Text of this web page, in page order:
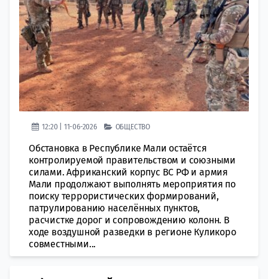
12:20 | 11-06-2026 ОБЩЕСТВО
Обстановка в Республике Мали остаётся
контролируемой правительством и союзными
силами. Африканский корпус ВС РФ и армия
Мали продолжают выполнять мероприятия по
поиску террористических формирований,
патрулированию населённых пунктов,
расчистке дорог и сопровождению колонн. В
ходе воздушной разведки в регионе Куликоро
совместными...